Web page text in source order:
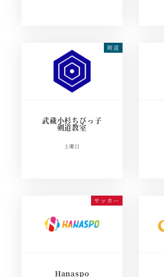
武蔵小杉ちびっ子
剣道教室
土曜日
Hanaspo